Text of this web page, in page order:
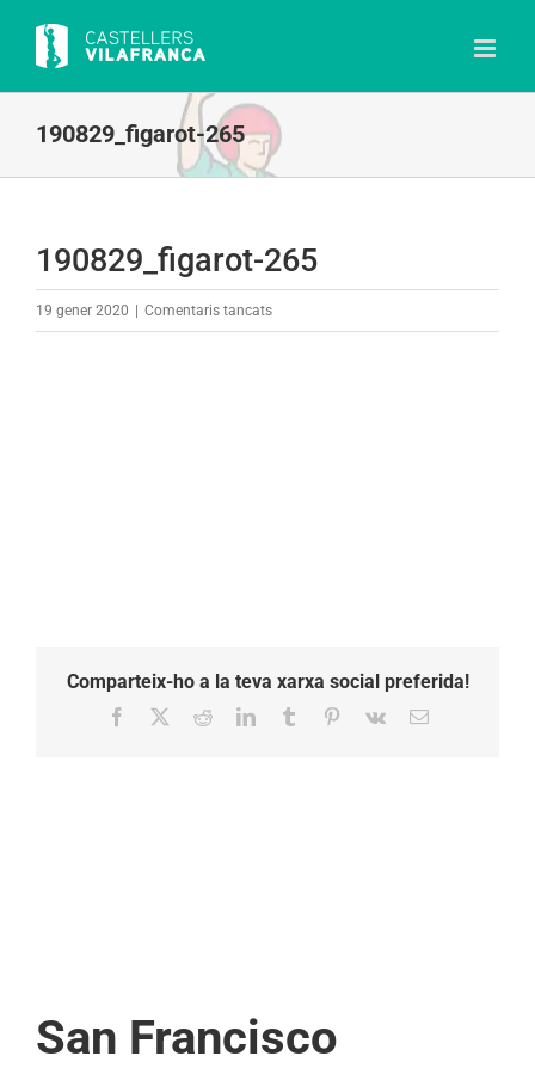
content
190829_figarot-265
190829_figarot-265
19 gener 2020 Comentaris tancatsa
Comparteix-ho a la teva xarxa social preferida!
Facebook RedditLinkedInTumblr Pinterest
Vk Email:
San Francisco